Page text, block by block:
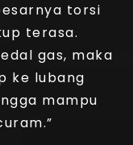
torsi
terasa.
gas, maka
ke lubang
mampu